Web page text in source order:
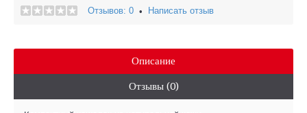
Отзывов: 0 • Написать отзыв
Описание
Отзывы (0)